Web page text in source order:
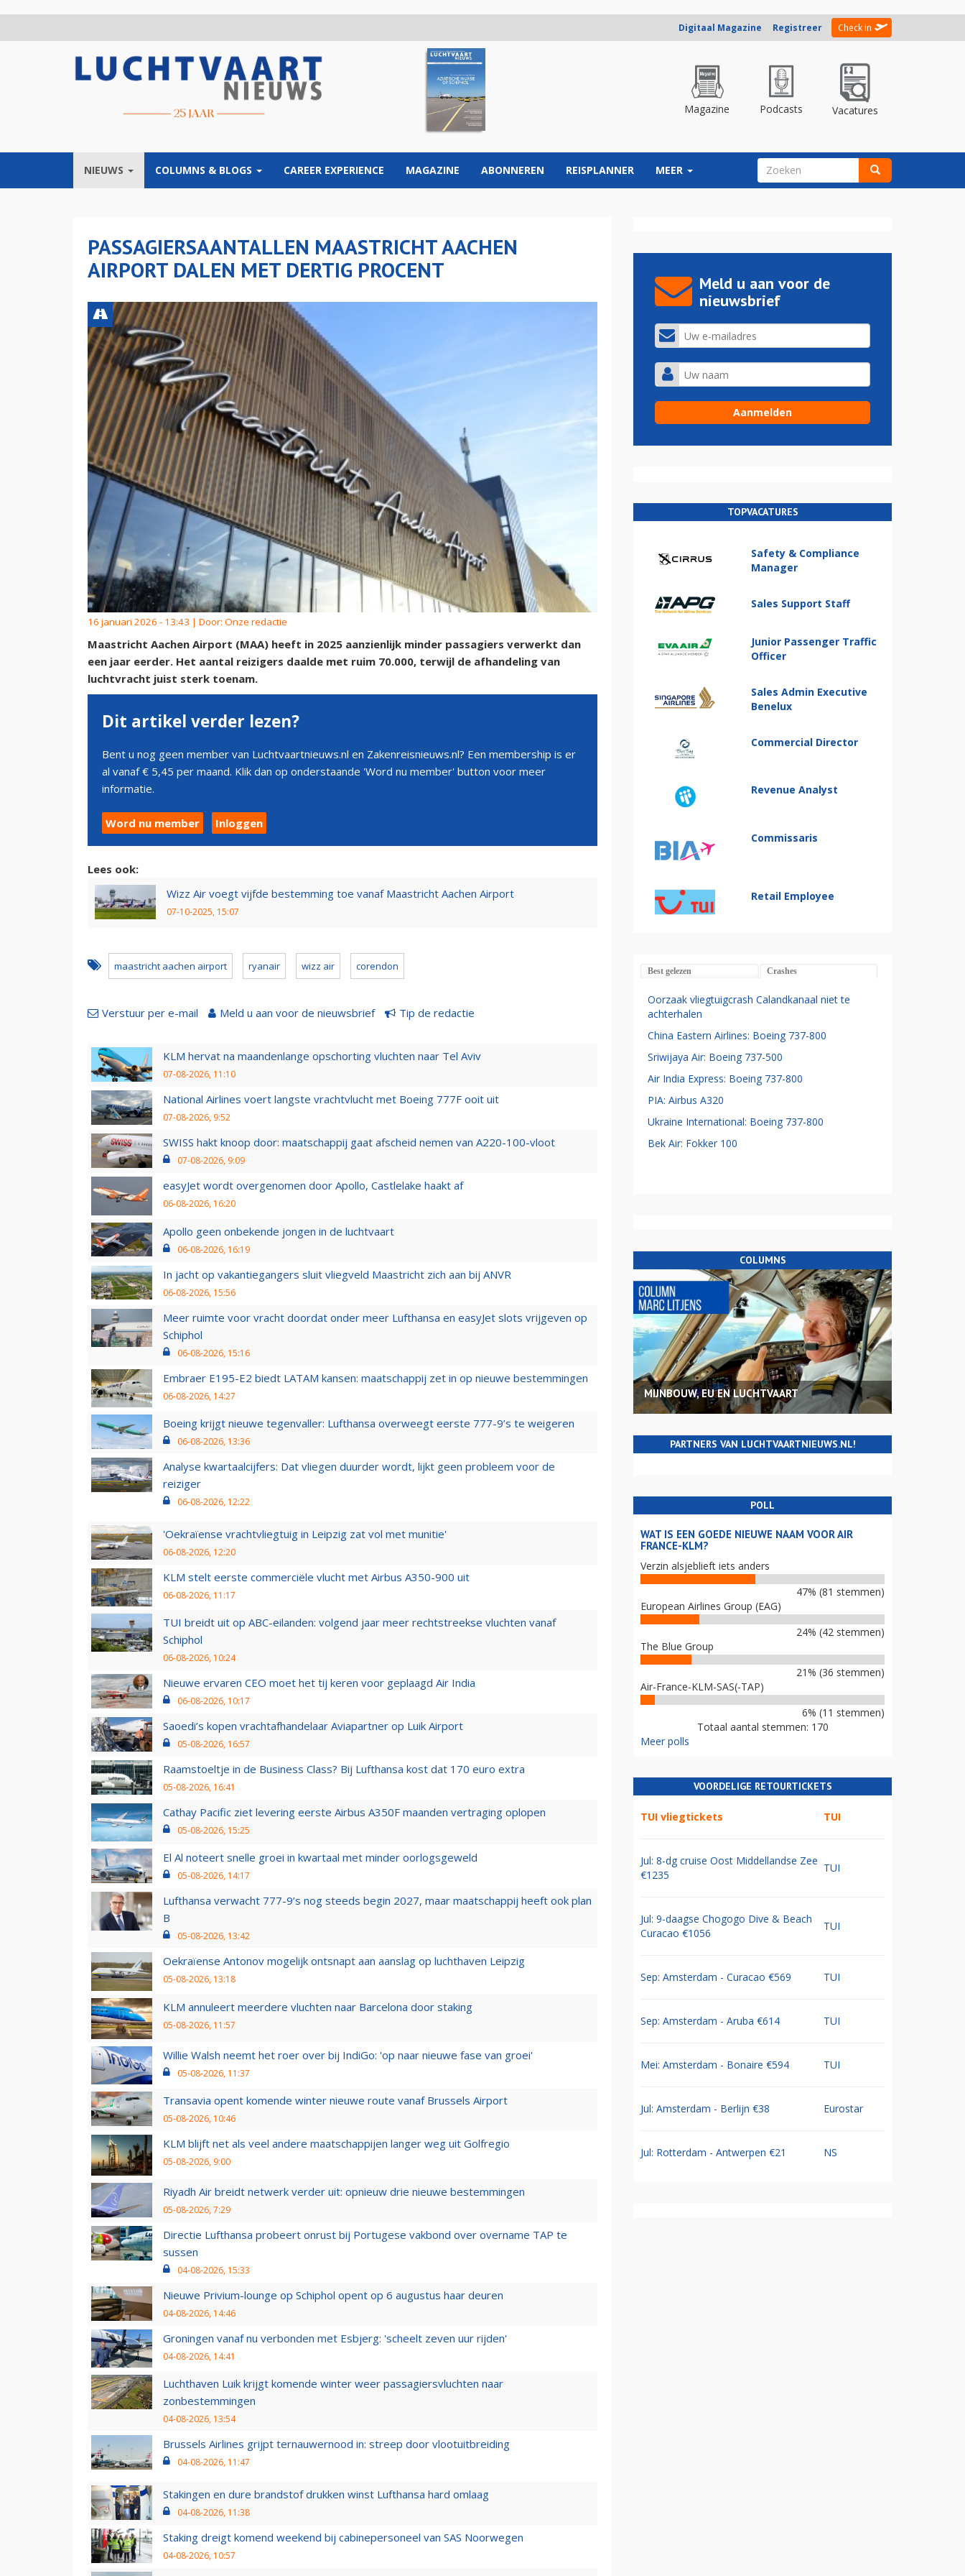
Digitaal Magazine Registreer Check in
Magazine Podcasts Vacatures
NIEUWS COLUMNS & BLOGS CAREER EXPERIENCE MAGAZINE ABONNEREN REISPLANNER MEER ZOEKVELD
PASSAGIERSAANTALLEN MAASTRICHT AACHEN
AIRPORT DALEN MET DERTIG PROCENT
16 januari 2026 - 13:43 | Door: Onze redactie
Maastricht Aachen Airport (MAA) heeft in 2025 aanzienlijk minder passagiers verwerkt dan
een jaar eerder. Het aantal reizigers daalde met ruim 70.000, terwijl de afhandeling van
luchtvracht juist sterk toenam.
Dit artikel verder lezen?
Bent u nog geen member van Luchtvaartnieuws.nl en Zakenreisnieuws.nl? Een membership is er
al vanaf € 5,45 per maand. Klik dan op onderstaande 'Word nu member' button voor meer
informatie.
Word nu member Inloggen
Lees ook:
Wizz Air voegt vijfde bestemming toe vanaf Maastricht Aachen Airport
07-10-2025, 15:07
maastricht aachen airport ryanair wizz air corendon
Verstuur per e-mail Meld u aan voor de nieuwsbrief Tip de redactie
KLM hervat na maandenlange opschorting vluchten naar Tel Aviv
07-08-2026, 11:10
National Airlines voert langste vrachtvlucht met Boeing 777F ooit uit
07-08-2026, 9:52
SWISS hakt knoop door: maatschappij gaat afscheid nemen van A220-100-vloot
07-08-2026, 9:09
easyJet wordt overgenomen door Apollo, Castlelake haakt af
06-08-2026, 16:20
Apollo geen onbekende jongen in de luchtvaart
06-08-2026, 16:19
In jacht op vakantiegangers sluit vliegveld Maastricht zich aan bij ANVR
06-08-2026, 15:56
Meer ruimte voor vracht doordat onder meer Lufthansa en easyJet slots vrijgeven op
Schiphol
06-08-2026, 15:16
Embraer E195-E2 biedt LATAM kansen: maatschappij zet in op nieuwe bestemmingen
06-08-2026, 14:27
Boeing krijgt nieuwe tegenvaller: Lufthansa overweegt eerste 777-9’s te weigeren
06-08-2026, 13:36
Analyse kwartaalcijfers: Dat vliegen duurder wordt, lijkt geen probleem voor de
reiziger
06-08-2026, 12:22
'Oekraïense vrachtvliegtuig in Leipzig zat vol met munitie'
06-08-2026, 12:20
KLM stelt eerste commerciële vlucht met Airbus A350-900 uit
06-08-2026, 11:17
TUI breidt uit op ABC-eilanden: volgend jaar meer rechtstreekse vluchten vanaf
Schiphol
06-08-2026, 10:24
Nieuwe ervaren CEO moet het tij keren voor geplaagd Air India
06-08-2026, 10:17
Saoedi’s kopen vrachtafhandelaar Aviapartner op Luik Airport
05-08-2026, 16:57
Raamstoeltje in de Business Class? Bij Lufthansa kost dat 170 euro extra
05-08-2026, 16:41
Cathay Pacific ziet levering eerste Airbus A350F maanden vertraging oplopen
05-08-2026, 15:25
El Al noteert snelle groei in kwartaal met minder oorlogsgeweld
05-08-2026, 14:17
Lufthansa verwacht 777-9’s nog steeds begin 2027, maar maatschappij heeft ook plan
B
05-08-2026, 13:42
Oekraïense Antonov mogelijk ontsnapt aan aanslag op luchthaven Leipzig
05-08-2026, 13:18
KLM annuleert meerdere vluchten naar Barcelona door staking
05-08-2026, 11:57
Willie Walsh neemt het roer over bij IndiGo: 'op naar nieuwe fase van groei'
05-08-2026, 11:37
Transavia opent komende winter nieuwe route vanaf Brussels Airport
05-08-2026, 10:46
KLM blijft net als veel andere maatschappijen langer weg uit Golfregio
05-08-2026, 9:00
Riyadh Air breidt netwerk verder uit: opnieuw drie nieuwe bestemmingen
05-08-2026, 7:29
Directie Lufthansa probeert onrust bij Portugese vakbond over overname TAP te
sussen
04-08-2026, 15:33
Nieuwe Privium-lounge op Schiphol opent op 6 augustus haar deuren
04-08-2026, 14:46
Groningen vanaf nu verbonden met Esbjerg: 'scheelt zeven uur rijden'
04-08-2026, 14:41
Luchthaven Luik krijgt komende winter weer passagiersvluchten naar
zonbestemmingen
04-08-2026, 13:54
Brussels Airlines grijpt ternauwernood in: streep door vlootuitbreiding
04-08-2026, 11:47
Stakingen en dure brandstof drukken winst Lufthansa hard omlaag
04-08-2026, 11:38
Staking dreigt komend weekend bij cabinepersoneel van SAS Noorwegen
04-08-2026, 10:57
Meld u aan voor de
nieuwsbrief
TOPVACATURES
Safety & Compliance
Manager
Sales Support Staff
Junior Passenger Traffic
Officer
Sales Admin Executive
Benelux
Commercial Director
Revenue Analyst
Commissaris
Retail Employee
Best gelezen Crashes
Oorzaak vliegtuigcrash Calandkanaal niet te
achterhalen
China Eastern Airlines: Boeing 737-800
Sriwijaya Air: Boeing 737-500
Air India Express: Boeing 737-800
PIA: Airbus A320
Ukraine International: Boeing 737-800
Bek Air: Fokker 100
COLUMNS
MIJNBOUW, EU EN LUCHTVAART
PARTNERS VAN LUCHTVAARTNIEUWS.NL!
POLL
WAT IS EEN GOEDE NIEUWE NAAM VOOR AIR
FRANCE-KLM?
Verzin alsjeblieft iets anders
47% (81 stemmen)
European Airlines Group (EAG)
24% (42 stemmen)
The Blue Group
21% (36 stemmen)
Air-France-KLM-SAS(-TAP)
6% (11 stemmen)
Totaal aantal stemmen: 170
Meer polls
VOORDELIGE RETOURTICKETS
TUI vliegtickets TUI
Jul: 8-dg cruise Oost Middellandse Zee
€1235
TUI
Jul: 9-daagse Chogogo Dive & Beach
Curacao €1056
TUI
Sep: Amsterdam - Curacao €569 TUI
Sep: Amsterdam - Aruba €614 TUI
Mei: Amsterdam - Bonaire €594 TUI
Jul: Amsterdam - Berlijn €38 Eurostar
Jul: Rotterdam - Antwerpen €21 NS